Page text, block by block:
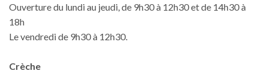
Ouverture du lundi au jeudi, de 9h30 à 12h30 et de 14h30 à
18h
Le vendredi de 9h30 à 12h30.
Crèche